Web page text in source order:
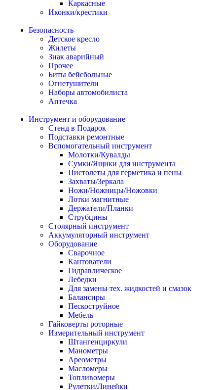
Каркасные
Иконки/крестики
Безопасность
Детское кресло
Жилеты
Знак аварийный
Прочее
Биты бейсбольные
Огнетушители
Наборы автомобилиста
Аптечка
Инструмент и оборудование
Стенд в Подарок
Подставки ремонтные
Вспомогательный инструмент
Молотки/Кувалды
Сумки/Ящики для инструмента
Пистолеты для герметика и пены
Захваты/Зеркала
Ножи/Ножницы/Ножовки
Лотки магнитные
Держатели/Планки
Струбцины
Столярный инструмент
Аккумуляторный инструмент
Оборудование
Сварочное
Кантователи
Гидравлическое
Лебедки
Для замены тех. жидкостей и смазок
Балансиры
Пескоструйное
Мебель
Гайковерты роторные
Измерительный инструмент
Штангенциркули
Манометры
Ареометры
Масломеры
Топливомеры
Рулетки/Линейки